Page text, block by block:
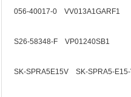
056-40017-0 VV013A1GARF1
S26-58348-F VP01240SB1
SK-SPRA5E15V SK-SPRA5-